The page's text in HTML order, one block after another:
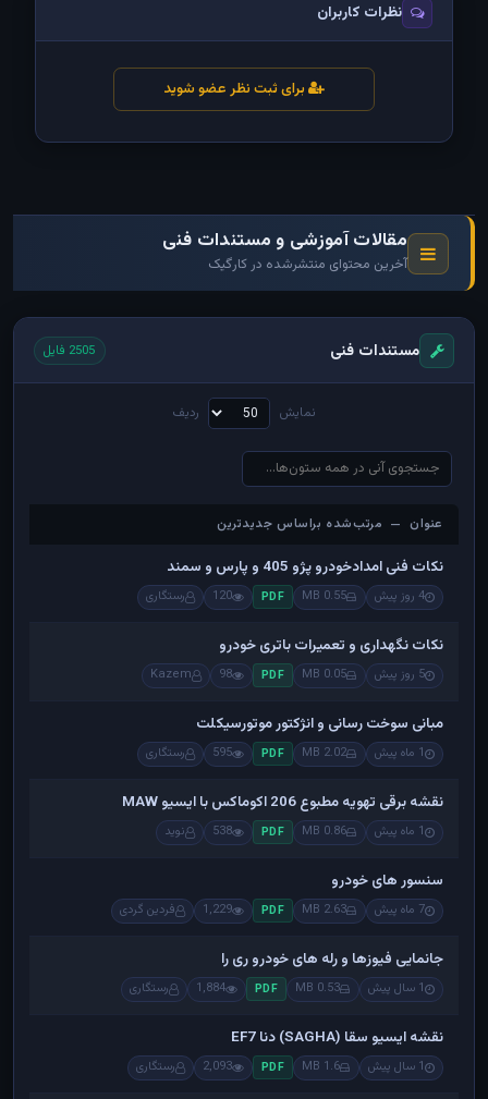
نظرات کاربران
برای ثبت نظر عضو شوید
مقالات آموزشی و مستندات فنی
آخرین محتوای منتشرشده در کارگیک
مستندات فنی 2505 فایل
نمایش ردیف
عنوان — مرتب‌شده براساس جدیدترین
عنوان — مرتب‌شده براساس جدیدترین
نکات فنی امدادخودرو پژو 405 و پارس و سمند
4 روز پیش 0.55 MB
PDF
120 رستگاری
نکات نگهداری و تعمیرات باتری خودرو
5 روز پیش 0.05 MB
PDF
98
Kazem
مبانی سوخت رسانی و انژکتور موتورسیکلت
1 ماه پیش 2.02 MB
PDF
595 رستگاری
نقشه برقی تهویه مطبوع 206 اکوماکس با ایسیو MAW
1 ماه پیش 0.86 MB
PDF
538 نوید
سنسور های خودرو
7 ماه پیش 2.63 MB
PDF
1,229 فردین گردی
جانمایی فیوزها و رله های خودرو ری را
1 سال پیش 0.53 MB
PDF
1,884 رستگاری
نقشه ایسیو سقا (SAGHA) دنا EF7
1 سال پیش 1.6 MB
PDF
2,093 رستگاری